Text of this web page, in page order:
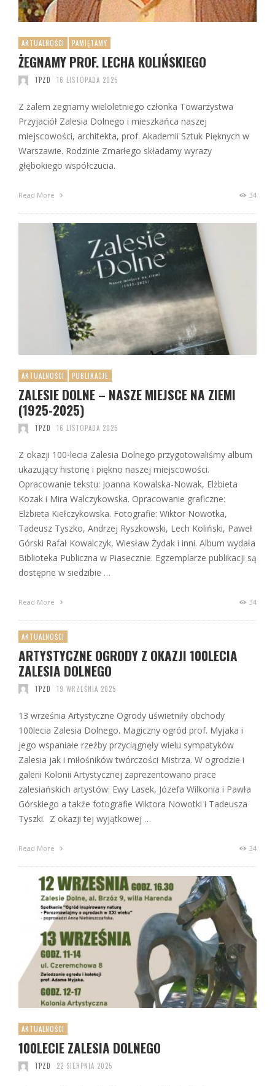
AKTUALNOŚCI PAMIĘTAMY
ŻEGNAMY PROF. LECHA KOLIŃSKIEGO
TPZD 16 LISTOPADA 2025
Z żalem żegnamy wieloletniego członka Towarzystwa
Przyjaciół Zalesia Dolnego i mieszkańca naszej
miejscowości, architekta, prof. Akademii Sztuk Pięknych w
Warszawie. Rodzinie Zmarłego składamy wyrazy
głębokiego współczucia.
Read More 34
AKTUALNOŚCI PUBLIKACJE
ZALESIE DOLNE – NASZE MIEJSCE NA ZIEMI
(1925-2025)
TPZD 16 LISTOPADA 2025
Z okazji 100-lecia Zalesia Dolnego przygotowaliśmy album
ukazujący historię i piękno naszej miejscowości.
Opracowanie tekstu: Joanna Kowalska-Nowak, Elżbieta
Kozak i Mira Walczykowska. Opracowanie graficzne:
Elżbieta Kiełczykowska. Fotografie: Wiktor Nowotka,
Tadeusz Tyszko, Andrzej Ryszkowski, Lech Koliński, Paweł
Górski Rafał Kowalczyk, Wiesław Żydak i inni. Album wydała
Biblioteka Publiczna w Piasecznie. Egzemplarze publikacji są
dostępne w siedzibie …
Read More 34
AKTUALNOŚCI
ARTYSTYCZNE OGRODY Z OKAZJI 100LECIA
ZALESIA DOLNEGO
TPZD 19 WRZEŚNIA 2025
13 września Artystyczne Ogrody uświetniły obchody
100lecia Zalesia Dolnego. Magiczny ogród prof. Myjaka i
jego wspaniałe rzeźby przyciągnęły wielu sympatyków
Zalesia jak i miłośników twórczości Mistrza. W ogrodzie i
galerii Kolonii Artystycznej zaprezentowano prace
zalesiańskich artystów: Ewy Lasek, Józefa Wilkonia i Pawła
Górskiego a także fotografie Wiktora Nowotki i Tadeusza
Tyszki. Z okazji tej wyjątkowej …
Read More 34
AKTUALNOŚCI
100LECIE ZALESIA DOLNEGO
TPZD 22 SIERPNIA 2025